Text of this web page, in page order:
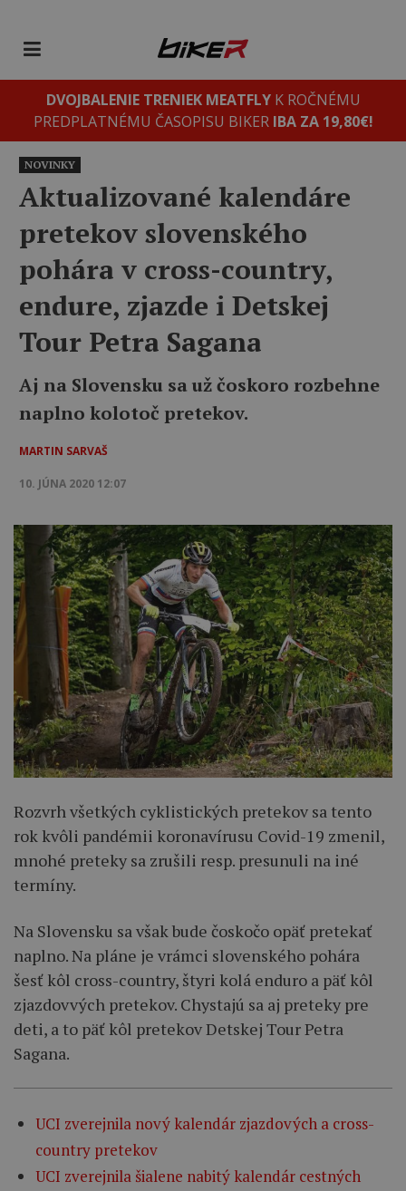
DVOJBALENIE TRENIEK MEATFLYK ROČNÉMU
PREDPLATNÉMU ČASOPISU BIKER IBA ZA 19,80€!
NOVINKY
Aktualizované kalendáre
pretekov slovenského
pohára v cross-country,
endure, zjazde i Detskej
Tour Petra Sagana
Aj na Slovensku sa už čoskoro rozbehne
naplno kolotoč pretekov.
MARTIN SARVAŠ
10. JÚNA 2020 12:07
Rozvrh všetkých cyklistických pretekov sa tento
rok kvôli pandémii koronavírusu Covid-19 zmenil,
mnohé preteky sa zrušili resp. presunuli na iné
termíny.
Na Slovensku sa však bude čoskočo opäť pretekať
naplno. Na pláne je vrámci slovenského pohára
šesť kôl cross-country, štyri kolá enduro a päť kôl
zjazdovvých pretekov. Chystajú sa aj preteky pre
deti, a to päť kôl pretekov Detskej Tour Petra
Sagana.
UCI zverejnila nový kalendár zjazdových a cross-
country pretekov
UCI zverejnila šialene nabitý kalendár cestných